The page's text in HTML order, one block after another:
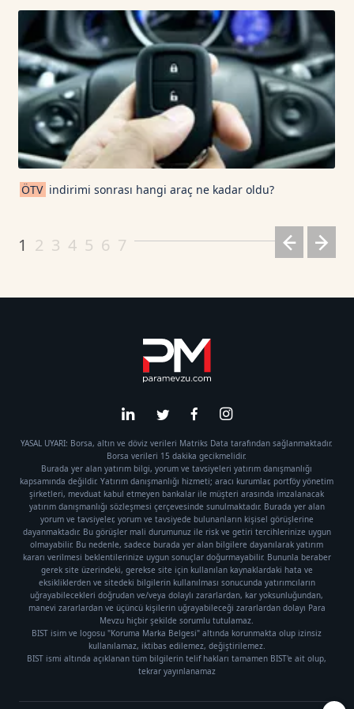
ÖTV indirimi sonrası hangi araç ne kadar oldu?
1 2 3 4 5 6 7
YASAL UYARI: Borsa, altın ve döviz verileri Matriks Data tarafından sağlanmaktadır.
Borsa verileri 15 dakika gecikmelidir.
Burada yer alan yatırım bilgi, yorum ve tavsiyeleri yatırım danışmanlığı
kapsamında değildir. Yatırım danışmanlığı hizmeti; aracı kurumlar, portföy yönetim
şirketleri, mevduat kabul etmeyen bankalar ile müşteri arasında imzalanacak
yatırım danışmanlığı sözleşmesi çerçevesinde sunulmaktadır. Burada yer alan
yorum ve tavsiyeler, yorum ve tavsiyede bulunanların kişisel görüşlerine
dayanmaktadır. Bu görüşler mali durumunuz ile risk ve getiri tercihlerinize uygun
olmayabilir. Bu nedenle, sadece burada yer alan bilgilere dayanılarak yatırım
kararı verilmesi beklentilerinize uygun sonuçlar doğurmayabilir. Bununla beraber
gerek site üzerindeki, gerekse site için kullanılan kaynaklardaki hata ve
eksikliklerden ve sitedeki bilgilerin kullanılması sonucunda yatırımcıların
uğrayabilecekleri doğrudan ve/veya dolaylı zararlardan, kar yoksunluğundan,
manevi zararlardan ve üçüncü kişilerin uğrayabileceği zararlardan dolayı Para
Mevzu hiçbir şekilde sorumlu tutulamaz.
BIST isim ve logosu "Koruma Marka Belgesi" altında korunmakta olup izinsiz
kullanılamaz, iktibas edilemez, değiştirilemez.
BIST ismi altında açıklanan tüm bilgilerin telif hakları tamamen BIST'e ait olup,
tekrar yayınlanamaz